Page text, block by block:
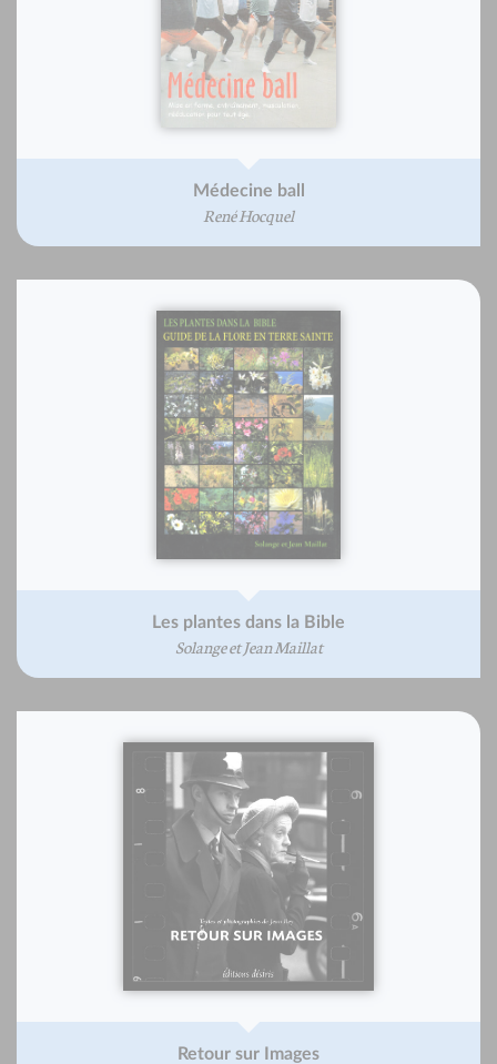
Médecine ball
René Hocquel
Les plantes dans la Bible
Solange et Jean Maillat
Retour sur Images